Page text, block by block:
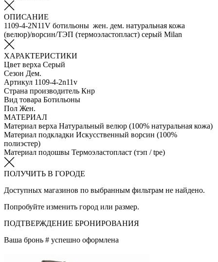
ОПИСАНИЕ
1109-4-2N11V ботильоны жен. дем. натуральная кожа
(велюр)/ворсин/ТЭП (термоэластопласт) серый Milan
ХАРАКТЕРИСТИКИ
Цвет верха Серый
Сезон Дем.
Артикул 1109-4-2n11v
Страна производитель Кнр
Вид товара Ботильоны
Пол Жен.
МАТЕРИАЛ
Материал верха Натуральный велюр (100% натуральная кожа)
Материал подкладки Искусственный ворсин (100%
полиэстер)
Материал подошвы Термоэластопласт (тэп / tpe)
ПОЛУЧИТЬ В ГОРОДЕ
Доступных магазинов по выбранным фильтрам не найдено.
Попробуйте изменить город или размер.
ПОДТВЕРЖДЕНИЕ БРОНИРОВАНИЯ
Ваша бронь # успешно оформлена